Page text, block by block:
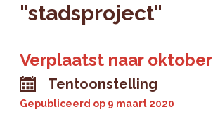
"stadsproject"
Verplaatst naar
Tentoonstelling
Gepubliceerd op 9 maart 2020